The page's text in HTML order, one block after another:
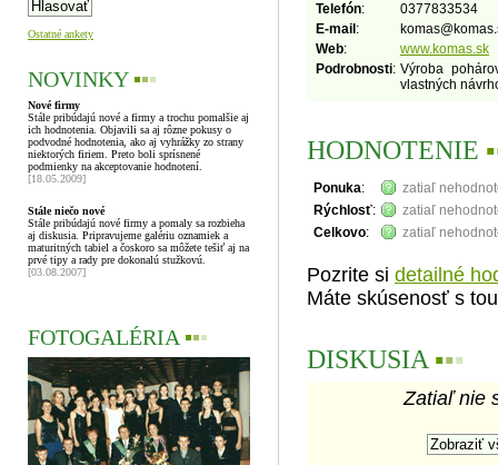
Ostatné ankety
NOVINKY ▪▪▪
Nové firmy
Stále pribúdajú nové a firmy a trochu pomalšie aj
ich hodnotenia. Objavili sa aj rôzne pokusy o
podvodné hodnotenia, ako aj vyhrážky zo strany
niektorých firiem. Preto boli sprísnené
podmienky na akceptovanie hodnotení.
[18.05.2009]
Stále niečo nové
Stále pribúdajú nové firmy a pomaly sa rozbieha
aj diskusia. Pripravujeme galériu oznamiek a
maturitných tabiel a čoskoro sa môžete tešiť aj na
prvé tipy a rady pre dokonalú stužkovú.
[03.08.2007]
FOTOGALÉRIA ▪▪▪
Telefón:
0377833534
E-mail : komas@
Web:
www.komas.sk
Podrobnosti: Výroba
vlastných
HODNOTENIE ▪
Ponuka:
zatiaľ
Rýchlosť:
zatiaľ
Celkovo: zatiaľ
Pozrite si detailné
Máte skúsenosť s
DISKUSIA ▪▪▪
Zatiaľ nie